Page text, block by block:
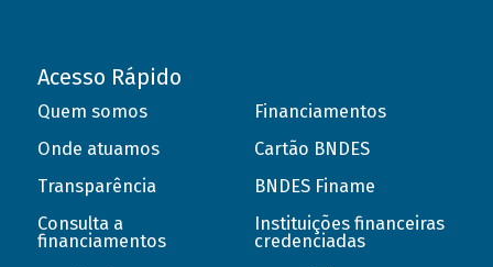
Acesso Rápido
Quem somos
Onde atuamos
Transparência
Consulta a
financiamentos
Financiamentos
Cartão BNDES
BNDES Finame
Instituições financeiras
credenciadas